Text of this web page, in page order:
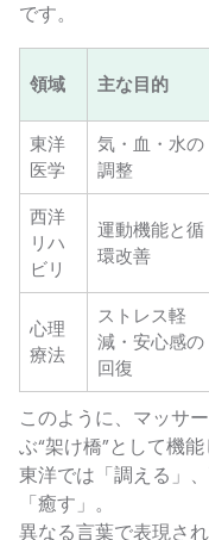
です。
領域 主な目的
東洋
医学
気・血・水の
調整
西洋
リハ
ビリ
運動機能と循
環改善
心理
療法
ストレス軽
減・安心感の
回復
このように、マッサ
ぶ“架け橋”として機能
東洋では「調える」
「癒す」。
異なる言葉で表現さ